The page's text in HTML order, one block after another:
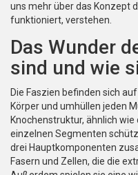
uns mehr über das Konzept
funktioniert, verstehen.
Das Wunder
sind und wie
Die Faszien befinden sich
Körper und umhüllen jeden
Knochenstruktur, ähnlich
einzelnen Segmenten
drei Hauptkomponenten
Fasern und Zellen, die die